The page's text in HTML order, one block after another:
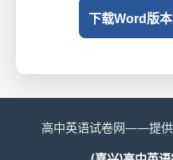
项。听每段录音前
题，每小题5秒钟；
A. Adopt a
下载Word版本
高中英语试卷网——提